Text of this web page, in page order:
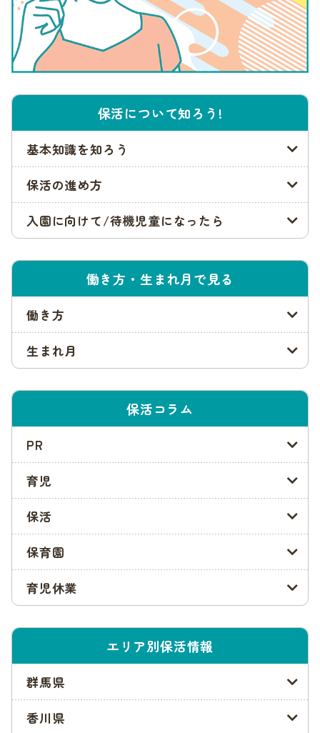
書類配布:9月上旬～
入園申込み一次受付期間:9月中旬頃～11月上旬頃
入園可否通知:1月下旬頃
ルを参考に、紹介しています。なお、スケジュールは変更する
可能性があるので、正確な日程を必ず確認することをおすすめ
します。
参照:川西市「保育所・認定こども園(2・3号認定)(入所手続き
について)」
保育園入園申込み申込み受付の開始
期間 備考
～
締切日の17時必
～2023年1月下
旬
書類の不足や間違い、記入漏れなどは選考において不利になり
ます。また、窓口、郵送にかかわらず17時以降の提出を受け付
けていません。
内定をもらいやすい1次選考を受けるためにも、申込み締め切
り日に余裕をもって書類の準備を進めてください。
参照:川西市「
保育所・認定こども園(2・3号認定)(入所手続き
について)」
保育園の内定通知の発送
川西市の1次選考の結果は、1月末までに通知されます。
合、最終調整が行われます。最終調整は、希望しない保育園で
あっても空きがある場合に案内が来るもので、実施期間は3月
中旬までです。
保活について知ろう!
基本知識を知ろう
保活の進め方
入園に向けて/待機児童になったら
働き方・生まれ月で見る
働き方
生まれ月
保活コラム
PR
育児
保活
保育園
育児休業
エリア別保活情報
群馬県
香川県